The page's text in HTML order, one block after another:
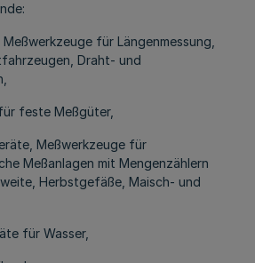
Meßwerkzeuge für Längenmessung,
Draht- und
feste Meßgüter,
Meßwerkzeuge für
Meßanlagen mit Mengenzählern
Herbstgefäße, Maisch- und
für Wasser,